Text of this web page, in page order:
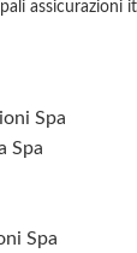
Spa
Spa
Spa